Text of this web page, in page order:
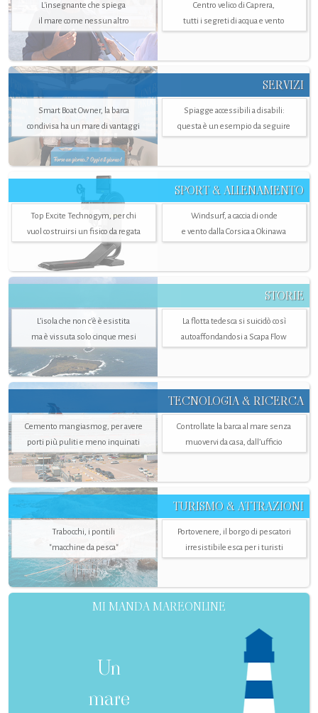
L'insegnante che spiega
il mare come nessun altro
Centro velico di Caprera,
tutti i segreti di acqua e vento
SERVIZI
Smart Boat Owner, la barca
condivisa ha un mare di vantaggi
Spiagge accessibili a disabili:
questa è un esempio da seguire
SPORT & ALLENAMENTO
Top Excite Technogym, per chi
vuol costruirsi un fisico da regata
Windsurf, a caccia di onde
e vento dalla Corsica a Okinawa
STORIE
L’isola che non c'è è esistita
ma è vissuta solo cinque mesi
La flotta tedesca si suicidò così
autoaffondandosi a Scapa Flow
TECNOLOGIA & RICERCA
Cemento mangiasmog, per avere
porti più puliti e meno inquinati
Controllate la barca al mare senza
muovervi da casa, dall’ufficio
TURISMO & ATTRAZIONI
Trabocchi, i pontili
"macchine da pesca"
Portovenere, il borgo di pescatori
irresistibile esca per i turisti
MI MANDA MAREONLINE
Un
mare